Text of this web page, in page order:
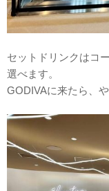
セットドリンクはコ
選べます。
GODIVAに来たら、